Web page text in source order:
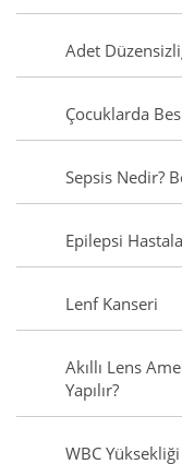
Adet
Çocuklarda
Sepsis Nedir?
Epilepsi
Lenf Kanseri
Akıllı Lens
Yapılır?
WBC